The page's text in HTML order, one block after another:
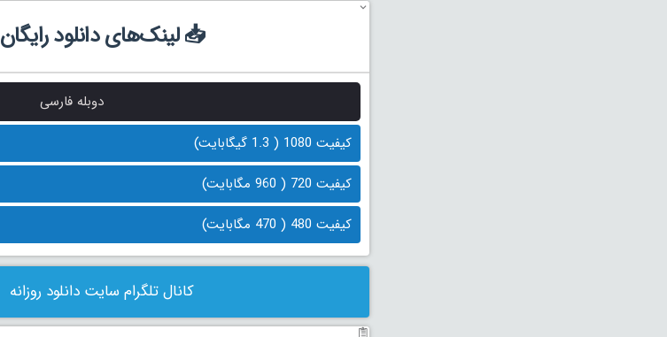
📥 لینک‌های دانلود رایگان
دوبله فارسی
کیفیت 1080 ( 1.3 گیگابایت)
کیفیت 720 ( 960 مگابایت)
کیفیت 480 ( 470 مگابایت)
کانال تلگرام سایت دانلود روزانه